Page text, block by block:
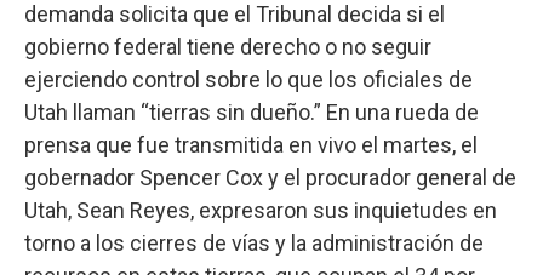
demanda solicita que el Tribunal decida si el
gobierno federal tiene derecho o no seguir
ejerciendo control sobre lo que los oficiales de
Utah llaman “tierras sin dueño.” En una rueda de
prensa que fue transmitida en vivo el martes, el
gobernador Spencer Cox y el procurador general de
Utah, Sean Reyes, expresaron sus inquietudes en
torno a los cierres de vías y la administración de